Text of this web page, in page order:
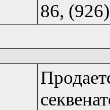
86,